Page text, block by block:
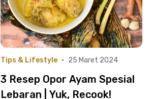
Tips & Lifestyle • 25 Maret 2024
3 Resep Opor Ayam Spesial
Lebaran | Yuk, Recook!